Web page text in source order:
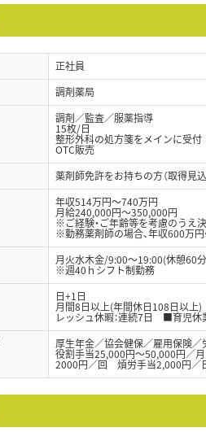
正社員
調剤薬局
調剤／監査／服薬指導
15枚/日
整形外科の処方箋をメインに受付
OTC販売
薬剤師免許をお持ちの方（取得見
年収514万円～740万円
月給240,000円～350,000円
※ご経験・ご年齢等を考慮のうえ
※勤務薬剤師の場合、年収600万
月火水木金/9:00～19:00(休憩60
※週40ｈシフト制勤務
日+1日
月間8日以上(年間休日108日以
レッシュ休暇：連続7日 ■育
厚生年金／協会健保／雇用保険／
役割手当25,000円～50,000円／
2000円／回 煩労手当2,000円／